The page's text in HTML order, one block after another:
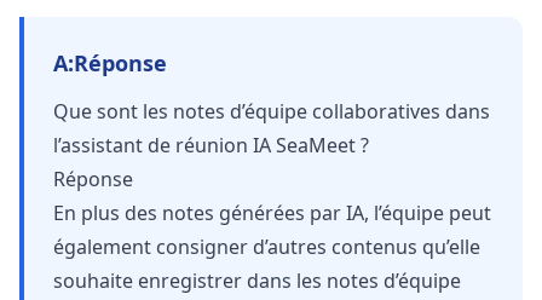
A:Réponse
Que sont les notes d’équipe collaboratives dans
l’assistant de réunion IA SeaMeet ?
Réponse
En plus des notes générées par IA, l’équipe peut
également consigner d’autres contenus qu’elle
souhaite enregistrer dans les notes d’équipe